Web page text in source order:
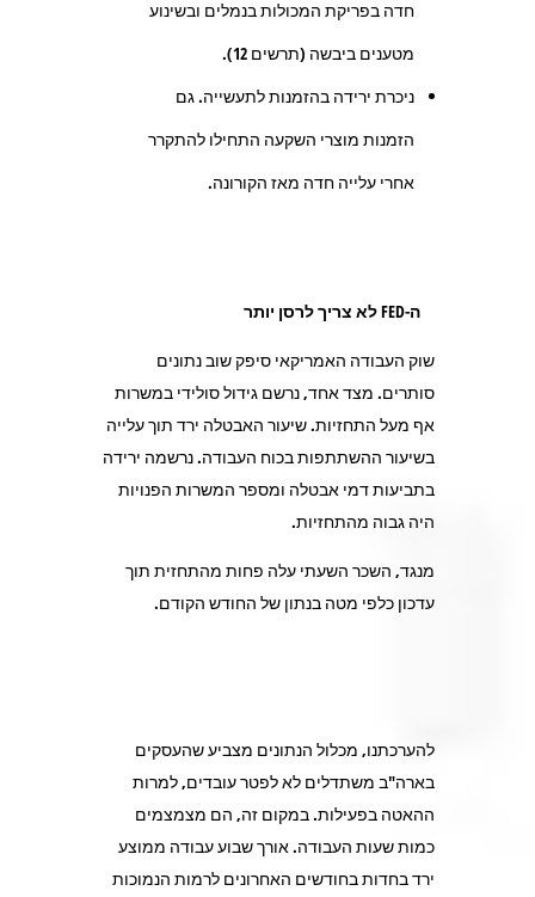
חדה בפריקת המכולות בנמלים ובשינוע
מטענים ביבשה (תרשים 12).
ניכרת ירידה בהזמנות לתעשייה. גם
הזמנות מוצרי השקעה התחילו להתקרר
אחרי עלייה חדה מאז הקורונה.
ה-FEDלא צריך לרסן יותר
שוק העבודה האמריקאי סיפק שוב נתונים
סותרים. מצד אחד, נרשם גידול סולידי במשרות
אף מעל התחזיות. שיעור האבטלה ירד תוך עלייה
בשיעור ההשתתפות בכוח העבודה. נרשמה ירידה
בתביעות דמי אבטלה ומספר המשרות הפנויות
היה גבוה מהתחזיות.
מנגד, השכר השעתי עלה פחות מהתחזית תוך
עדכון כלפי מטה בנתון של החודש הקודם.
להערכתנו, מכלול הנתונים מצביע שהעסקים
בארה"ב משתדלים לא לפטר עובדים, למרות
ההאטה בפעילות. במקום זה, הם מצמצמים
כמות שעות העבודה. אורך שבוע עבודה ממוצע
ירד בחדות בחודשים האחרונים לרמות הנמוכות